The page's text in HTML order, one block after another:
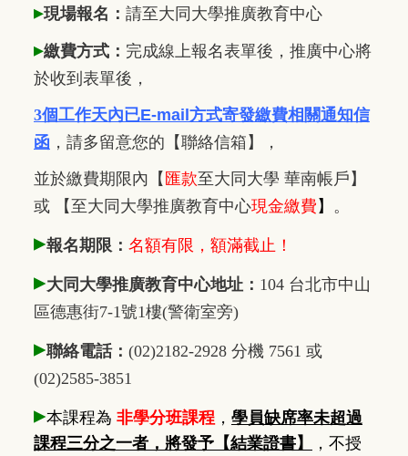
▸現場報名： 請至大同大學推廣教育中心
▸繳費方式： 完成線上報名表單後，推廣中心將
於收到表單後，
3個工作天內已E-mail方式寄發繳費相關通知信
函 ， 請多留意您的【聯絡信箱】，
並於繳費期限內 【 匯款至大同大學 華南帳戶】
或 【至大同大學推廣教育中心現金繳費 】 。
▸報名期限： 名額有限，額滿截止！
▸大同大學推廣教育中心地址： 104 台北市中山
區德惠街7-1號1樓(警衛室旁)
▸聯絡電話： (02)2182-2928 分機 7561 或
(02)2585-3851
▸本課程為 非學分班課程 ， 學員缺席率未超過
課程三分之一者，將發予【結業證書】
，不授